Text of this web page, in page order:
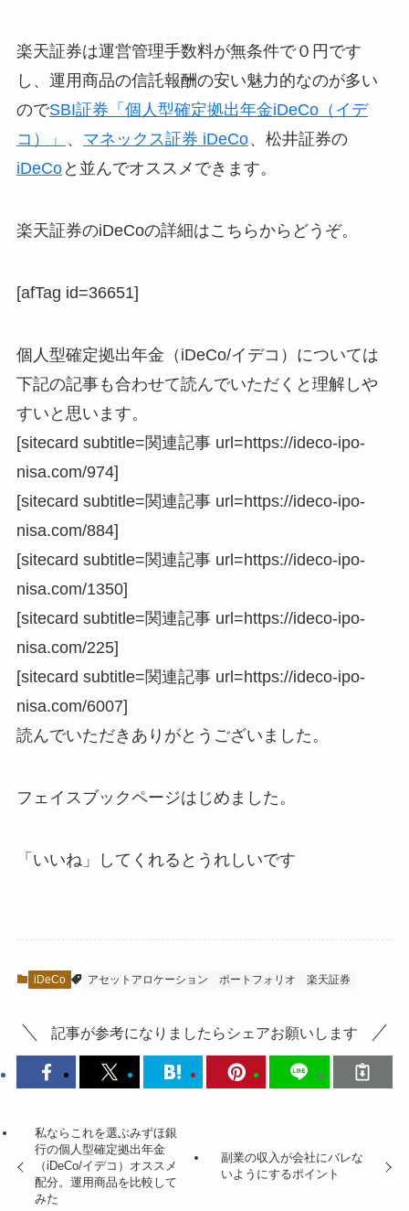
楽天証券は運営管理手数料が無条件で０円です
し、運用商品の信託報酬の安い魅力的なのが多い
のでSBI証券「個人型確定拠出年金iDeCo（イデ
コ）」
、 マネックス証券 iDeCo、松井証券の
iDeCo と並んでオススメできます。
楽天証券のiDeCoの詳細はこちらからどうぞ。
[afTag id=36651]
個人型確定拠出年金（iDeCo/イデコ）については
下記の記事も合わせて読んでいただくと理解しや
すいと思います。
[sitecard subtitle=関連記事 url=https://ideco-ipo-
nisa.com/974]
[sitecard subtitle=関連記事 url=https://ideco-ipo-
nisa.com/884]
[sitecard subtitle=関連記事 url=https://ideco-ipo-
nisa.com/1350]
[sitecard subtitle=関連記事 url=https://ideco-ipo-
nisa.com/225]
[sitecard subtitle=関連記事 url=https://ideco-ipo-
nisa.com/6007]
読んでいただきありがとうございました。
フェイスブックページはじめました。
「いいね」してくれるとうれしいです
iDeCo アセットアロケーション ポートフォリオ 楽天証券
記事が参考になりましたらシェアお願いします
私ならこれを選ぶみずほ銀
行の個人型確定拠出年金
（iDeCo/イデコ）オススメ
配分。運用商品を比較して
みた
副業の収入が会社にバレな
いようにするポイント